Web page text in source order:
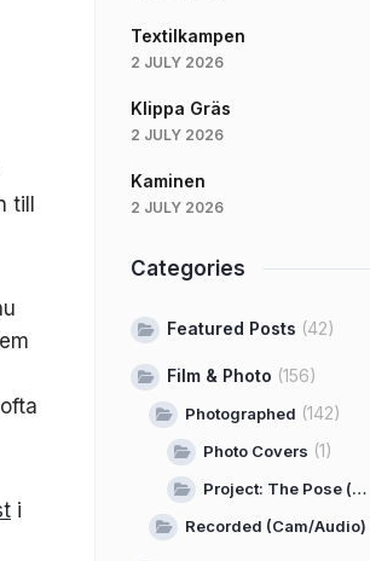
i
Textilkampen
2 JULY 2026
Klippa Gräs
2 JULY 2026
Kaminen
2 JULY 2026
Categories
Featured Posts (42)
Film & Photo (156)
Photographed (142)
Photo Covers (1)
Project: The Pose (…
Recorded (Cam/Audio)